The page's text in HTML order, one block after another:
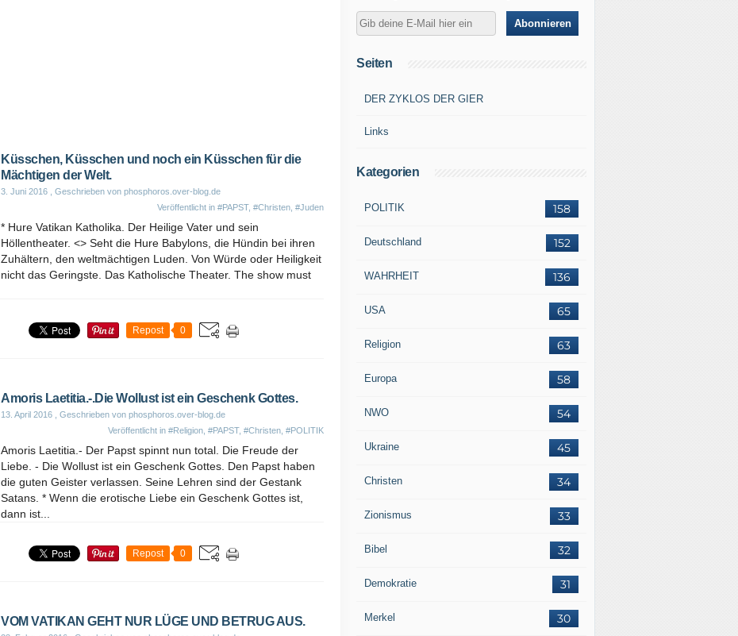
Küsschen, Küsschen und noch ein Küsschen für die
Mächtigen der Welt.
3. Juni 2016 , Geschrieben von phosphoros.over-blog.de
Veröffentlicht in #PAPST, #Christen #Juden
* Hure Vatikan Katholika. Der Heilige Vater und sein
Höllentheater. <> Seht die Hure Babylons, die Hündin bei ihren
Zuhältern, den weltmächtigen Luden. Von Würde oder Heiligkeit
nicht das Geringste. Das Katholische Theater. The show must
Repost 0
Amoris Laetitia.-.Die Wollust ist ein Geschenk Gottes.
13. April 2016 , Geschrieben von phosphoros.over-blog.de
Veröffentlicht in #Religion #PAPST, #Christen #POLITIK
Amoris Laetitia.- Der Papst spinnt nun total. Die Freude der
Liebe. - Die Wollust ist ein Geschenk Gottes. Den Papst haben
die guten Geister verlassen. Seine Lehren sind der Gestank
Satans. * Wenn die erotische Liebe ein Geschenk Gottes ist,
dann ist...
Repost 0
VOM VATIKAN GEHT NUR LÜGE UND BETRUG AUS.
Seiten
DER ZYKLOS DER GIER
Links
Kategorien
158
POLITIK
152
Deutschland
136
WAHRHEIT
65
USA
63
Religion
58
Europa
54
NWO
45
Ukraine
34
Christen
33
Zionismus
32
Bibel
31
Demokratie
30
Merkel